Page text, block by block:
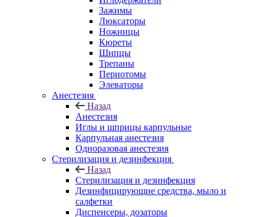
Зажимы
Люксаторы
Ножницы
Кюреты
Шипцы
Трепаны
Периотомы
Элеваторы
Анестезия
Назад
Анестезия
Иглы и шприцы карпульные
Карпульная анестезия
Одноразовая анестезия
Стерилизация и дезинфекция
Назад
Стерилизация и дезинфекция
Дезинфицирующие средства, мыло и
салфетки
Диспенсеры, дозаторы